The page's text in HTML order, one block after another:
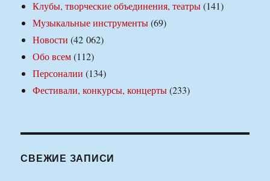
Клубы, творческие объединения, театры(141)
Музыкальные инструменты(69)
Новости (42 062)
Обо всем(112)
Персоналии (134)
Фестивали, конкурсы, концерты(233)
СВЕЖИЕ ЗАПИСИ